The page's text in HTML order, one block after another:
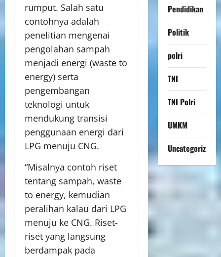
rumput. Salah satu
contohnya adalah
penelitian mengenai
pengolahan sampah
menjadi energi (waste to
energy) serta
pengembangan
teknologi untuk
mendukung transisi
penggunaan energi dari
LPG menuju CNG.
“Misalnya contoh riset
tentang sampah, waste
to energy, kemudian
peralihan kalau dari LPG
menuju ke CNG. Riset-
riset yang langsung
berdampak pada
Pendidikan
Politik
polri
TNI
TNI Polri
UMKM
Uncategorized